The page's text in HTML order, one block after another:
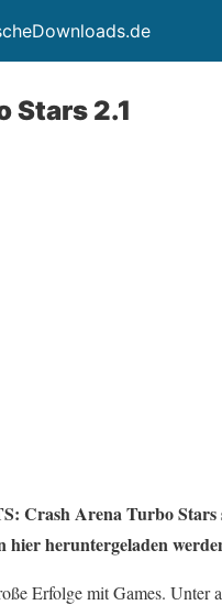
Stars 2.1
Crash Arena Turbo
hier heruntergeladen
Erfolge mit Games. Unter